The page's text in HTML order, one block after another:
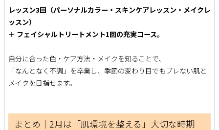
レッスン3回（パーソナルカラー・スキンケアレッスン・メイクレ
ッスン）
＋ フェイシャルトリートメント1回の充実コース。
自分に合った色・ケア方法・メイクを知ることで、
「なんとなく不調」を卒業し、季節の変わり目でもブレない肌と
メイクを目指せます。
まとめ｜2月は「肌環境を整える」大切な時期